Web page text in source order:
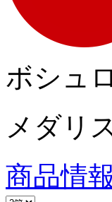
ボシュ
メダリ
商品情